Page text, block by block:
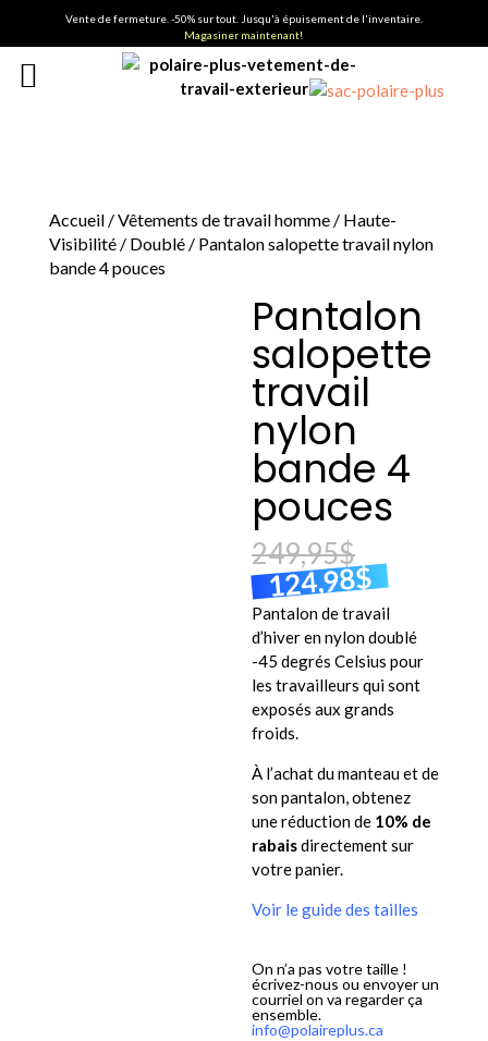
Vente de fermeture. -50% sur tout. Jusqu'à épuisement de l'inventaire.
Magasiner maintenant!
Accueil/Vêtements de travail homme/ Haute-
Visibilité/ Doublé/ Pantalon salopette travail nylon
bande 4 pouces
Pantalon
salopette
travail
nylon
bande 4
pouces
249,95$
124,98$
Pantalon de travail
d’hiver en nylon doublé
-45 degrés Celsius pour
les travailleurs qui sont
exposés aux grands
froids.
À l’achat du manteau et de
son pantalon, obtenez
une réduction de 10% de
rabaisdirectement sur
votre panier.
Voir le guide des tailles
On n’a pas votre taille !
écrivez-nous ou envoyer un
courriel on va regarder ça
ensemble.
info@polaireplus.ca